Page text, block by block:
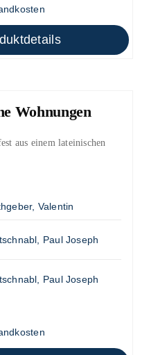
Wohnungen
aus einem lateinischen
Valentin
Paul Joseph
Paul Joseph